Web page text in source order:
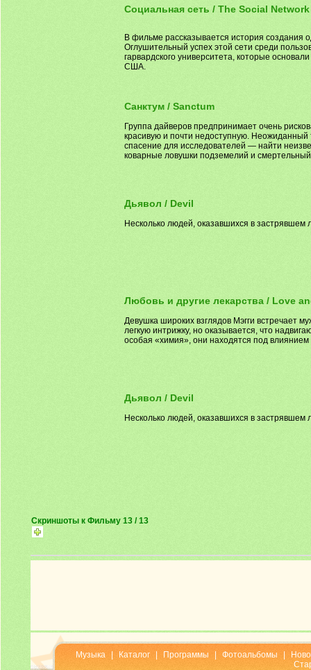
Социальная сеть / The Social Network
В фильме рассказывается история
Оглушительный успех этой сети среди
гарвардского университета, которые
США.
Санктум / Sanctum
Группа дайверов предпринимает очень
красивую и почти недоступную.
спасение для исследователей — найти
коварные ловушки подземелий и
Дьявол / Devil
Несколько людей, оказавшихся в застрявшем
Любовь и другие лекарства / Love
Девушка широких взглядов Мэгги встречает
легкую интрижку, но оказывается, что
особая «химия», они находятся под
Дьявол / Devil
Несколько людей, оказавшихся в застрявшем
Скриншоты к Фильму 13 / 13
Музыка Каталог Программы Фотоальбомы